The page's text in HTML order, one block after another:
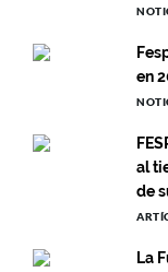
en
al
de
La